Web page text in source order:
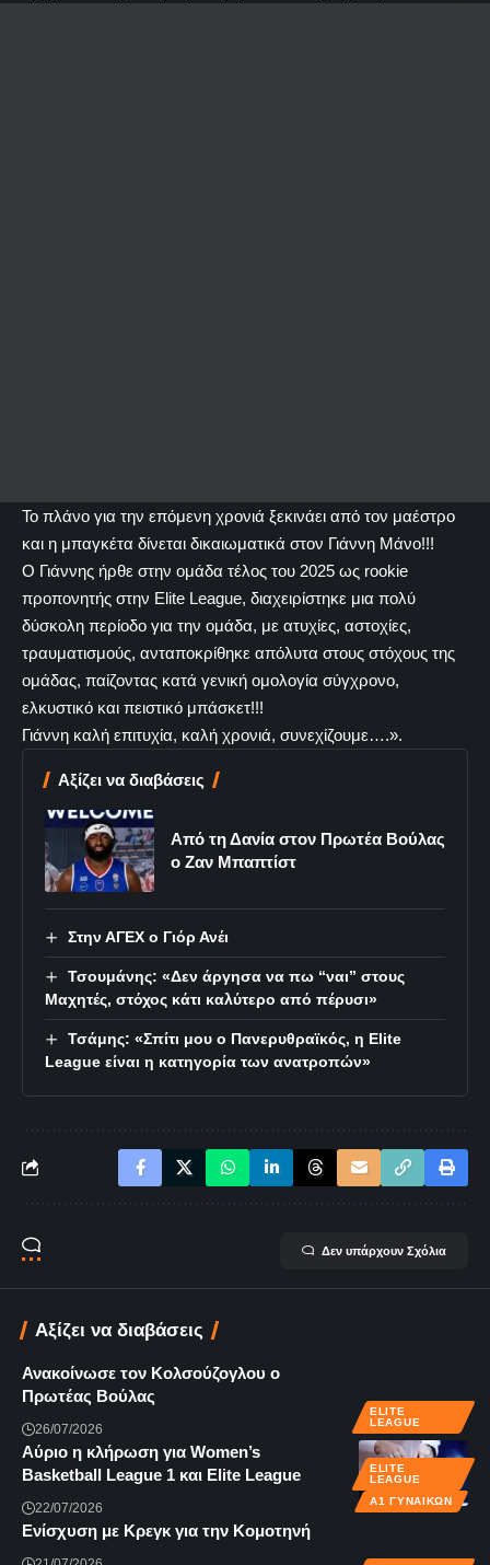
Το πλάνο για την επόμενη χρονιά ξεκινάει από τον μαέστρο
και η μπαγκέτα δίνεται δικαιωματικά στον Γιάννη Μάνο!!!
Ο Γιάννης ήρθε στην ομάδα τέλος του 2025 ως rookie
προπονητής στην Elite League, διαχειρίστηκε μια πολύ
δύσκολη περίοδο για την ομάδα, με ατυχίες, αστοχίες,
τραυματισμούς, ανταποκρίθηκε απόλυτα στους στόχους της
ομάδας, παίζοντας κατά γενική ομολογία σύγχρονο,
ελκυστικό και πειστικό μπάσκετ!!!
Γιάννη καλή επιτυχία, καλή χρονιά, συνεχίζουμε….».
Αξίζει να διαβάσεις
Από τη Δανία στον Πρωτέα Βούλας
ο Ζαν Μπαπτίστ
Στην ΑΓΕΧ ο Γιόρ Ανέι
Τσουμάνης: «Δεν άργησα να πω “ναι” στους
Μαχητές, στόχος κάτι καλύτερο από πέρυσι»
Τσάμης: «Σπίτι μου ο Πανερυθραϊκός, η Elite
League είναι η κατηγορία των ανατροπών»
Δεν υπάρχουν Σχόλια
Αξίζει να διαβάσεις
ELITE
LEAGUE
Ανακοίνωσε τον Κολσούζογλου ο
Πρωτέας Βούλας
26/07/2026
ELITE
LEAGUE
Α1 ΓΥΝΑΙΚΏΝ
Αύριο η κλήρωση για Women’s
Basketball League 1 και Elite League
22/07/2026
Ενίσχυση με Κρεγκ για την Κομοτηνή